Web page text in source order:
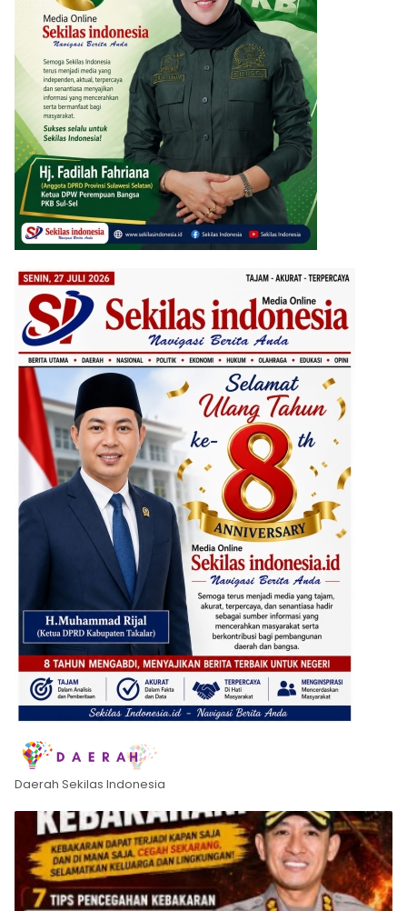
Daerah Sekilas Indonesia